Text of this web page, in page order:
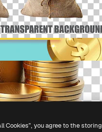
นโยบายคุกกี้
ศูนย์ความน่าเชื่อถือ
พันธมิตร
ธุรกิจ
Slidesgo
ขายเนื้อ
ห้องแถล
กำลังมอง
Cookies”, you agree to the